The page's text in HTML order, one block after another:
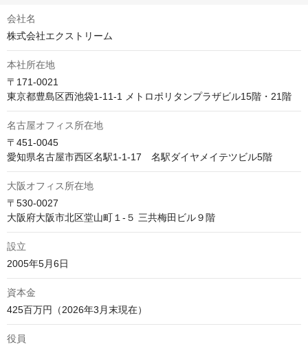
会社名
株式会社エクストリーム
本社所在地
〒171-0021
東京都豊島区西池袋1-11-1 メトロポリタンプラザビル15階・21階
名古屋オフィス所在地
〒451-0045
愛知県名古屋市西区名駅1-1-17　名駅ダイヤメイテツビル5階
大阪オフィス所在地
〒530-0027
大阪府大阪市北区堂山町１-５ 三共梅田ビル９階
設立
2005年5月6日
資本金
役員